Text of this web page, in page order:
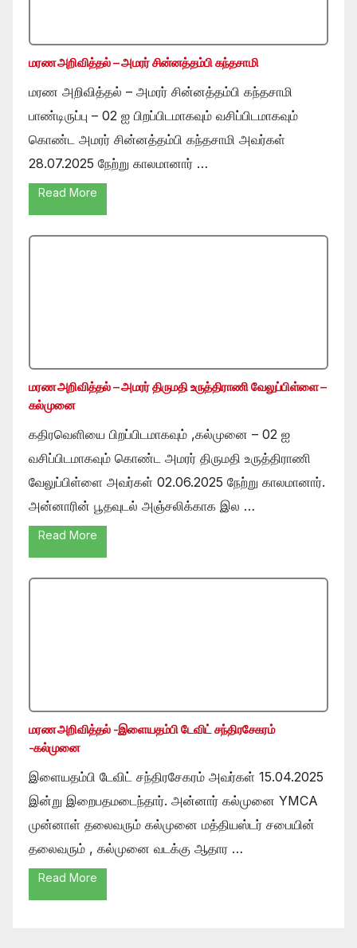
மரண அறிவித்தல் – அமரர் சின்னத்தம்பி கந்தசாமி
மரண அறிவித்தல் – அமரர் சின்னத்தம்பி கந்தசாமி
பாண்டிருப்பு – 02 ஐ பிறப்பிடமாகவும் வசிப்பிடமாகவும்
கொண்ட அமரர் சின்னத்தம்பி கந்தசாமி அவர்கள்
28.07.2025 நேற்று காலமானார் …
Read More
மரண அறிவித்தல் – அமரர் திருமதி உருத்திராணி வேலுப்பிள்ளை –
கல்முனை
கதிரவெளியை பிறப்பிடமாகவும் ,கல்முனை – 02 ஐ
வசிப்பிடமாகவும் கொண்ட அமரர் திருமதி உருத்திராணி
வேலுப்பிள்ளை அவர்கள் 02.06.2025 நேற்று காலமானார்.
அன்னாரின் பூதவுடல் அஞ்சலிக்காக இல …
Read More
மரண அறிவித்தல் -இளையதம்பி டேவிட் சந்திரசேகரம்
-கல்முனை
இளையதம்பி டேவிட் சந்திரசேகரம் அவர்கள் 15.04.2025
இன்று இறைபதமடைந்தார். அன்னார் கல்முனை YMCA
முன்னாள் தலைவரும் கல்முனை மத்தியஸ்டர் சபையின்
தலைவரும் , கல்முனை வடக்கு ஆதார …
Read More